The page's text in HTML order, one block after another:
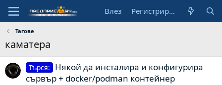
Влез Регистрирай се
Тагове
каматера
Търся:
Някой да инсталира и конфигурира
сървър + docker/podman контейнер